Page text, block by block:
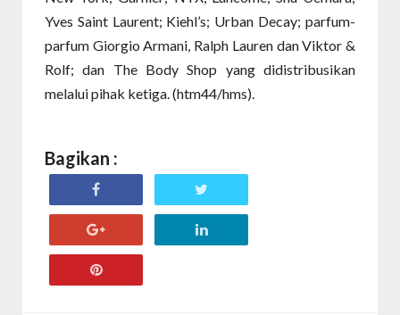
Yves Saint Laurent; Kiehl’s; Urban Decay; parfum-
parfum Giorgio Armani, Ralph Lauren dan Viktor &
Rolf; dan The Body Shop yang didistribusikan
melalui pihak ketiga. (htm44/hms).
Bagikan :